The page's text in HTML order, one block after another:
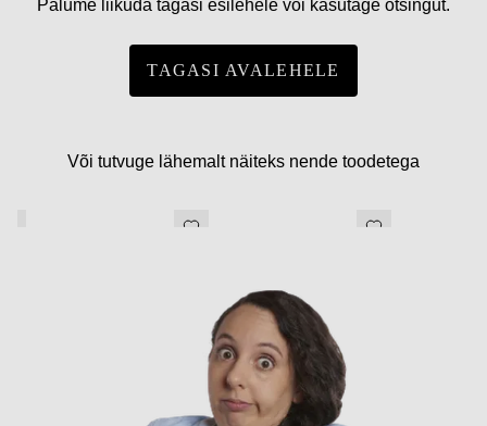
Palume liikuda tagasi esilehele või kasutage otsingut.
TAGASI AVALEHELE
Või tutvuge lähemalt näiteks nende toodetega